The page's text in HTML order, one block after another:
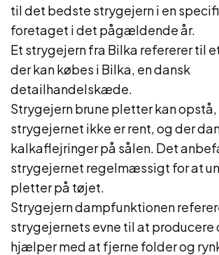
til det bedste strygejern i en
foretaget i det pågældende år.
Et strygejern fra Bilka refererer til
der kan købes i Bilka, en dansk
detailhandelskæde.
Strygejern brune pletter kan opstå,
strygejernet ikke er rent, og der
kalkaflejringer på sålen. Det
strygejernet regelmæssigt for at
pletter på tøjet.
Strygejern dampfunktionen
strygejernets evne til at producere
hjælper med at fjerne folder og